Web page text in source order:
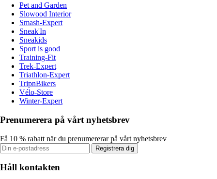
Pet and Garden
Slowood Interior
Smash-Expert
Sneak'In
Sneakids
Sport is good
Training-Fit
Trek-Expert
Triathlon-Expert
TripnBikers
Vélo-Store
Winter-Expert
Prenumerera på vårt nyhetsbrev
Få 10 % rabatt när du prenumererar på vårt nyhetsbrev
Registrera dig
Håll kontakten